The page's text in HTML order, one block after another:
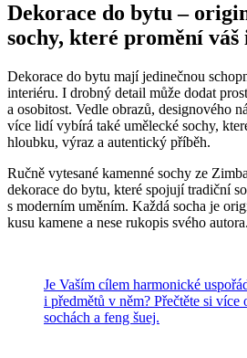
Dekorace do bytu –
sochy, které promění
Dekorace do bytu mají jedinečnou
interiéru. I drobný detail může dodat
a osobitost. Vedle obrazů, designového
více lidí vybírá také umělecké sochy,
hloubku, výraz a autentický příběh.
Ručně vytesané kamenné sochy ze
dekorace do bytu, které spojují tradiční
s moderním uměním. Každá socha je
kusu kamene a nese rukopis svého autora.
Je Vaším cílem harmonické
i předmětů v něm? Přečtěte si více
sochách a feng šuej.